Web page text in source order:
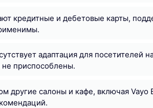
кредитные и дебетовые карты,
адаптация для посетителей
приспособлены.
другие салоны и кафе, включая Vayo